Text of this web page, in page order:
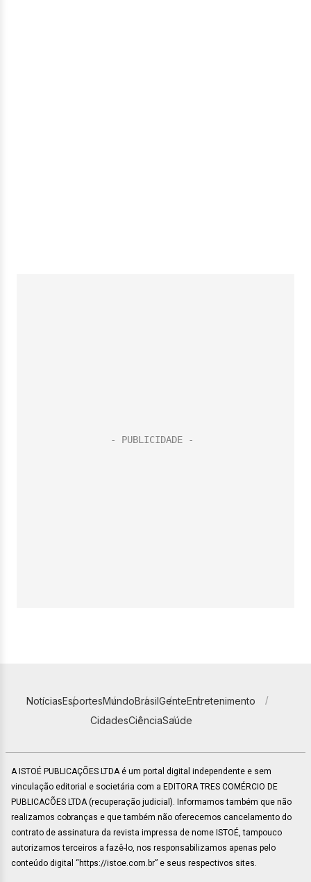
NotíciasEsportesMundoBrasilGenteEntretenimento
CidadesCiênciaSaúde
A ISTOÉ PUBLICAÇÕES LTDA é um portal digital independente e sem
vinculação editorial e societária com a EDITORA TRES COMÉRCIO DE
PUBLICACÕES LTDA (recuperação judicial). Informamos também que não
realizamos cobranças e que também não oferecemos cancelamento do
contrato de assinatura da revista impressa de nome ISTOÉ, tampouco
autorizamos terceiros a fazê-lo, nos responsabilizamos apenas pelo
conteúdo digital “https://istoe.com.br” e seus respectivos sites.